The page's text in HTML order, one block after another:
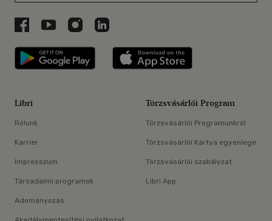
Libri a Facebookon
Libri a Youtube-on
Libri az Instagramon
Libri a LinkedInen
Libri applikáció Szerezd meg: Google
Libri
Rólunk
Karrier
Impresszum
Társadalmi programok
Adományozás
Törzsvásárlói Program
Törzsvásárlói Programunkról
Törzsvásárlói Kártya egyenlege
Törzsvásárlói szabályzat
Libri App